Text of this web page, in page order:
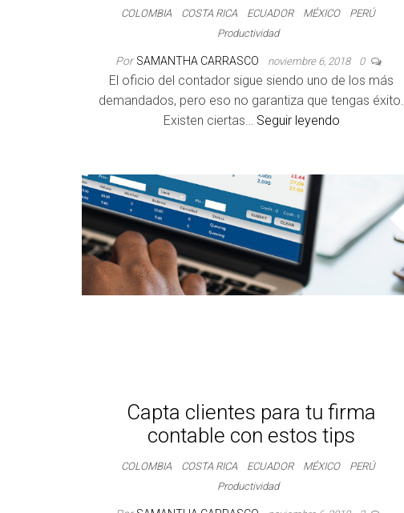
COLOMBIA COSTA RICA ECUADOR MÉXICO
PERÚ
Productividad
Por SAMANTHA CARRASCO noviembre 6, 2018 0
El oficio del contador sigue siendo uno de los más
demandados, pero eso no garantiza que tengas éxito.
Existen ciertas… Seguir leyendo
Capta clientes para tu firma
contable con estos tips
COLOMBIA COSTA RICA ECUADOR MÉXICO
PERÚ
Productividad